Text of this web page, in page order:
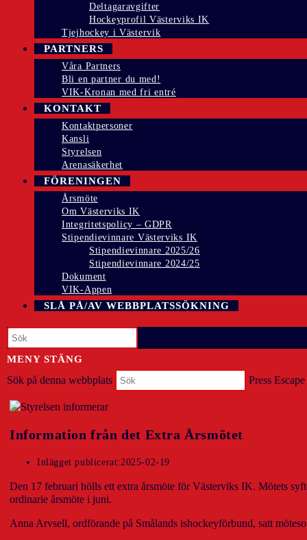
Deltagaravgifter
Hockeyprofil Västerviks IK
Tjejhockey i Västervik
PARTNERS
Våra Partners
Bli en partner du med!
VIK-Kronan med fri entré
KONTAKT
Kontaktpersoner
Kansli
Styrelsen
Arenasäkerhet
FÖRENINGEN
Årsmöte
Om Västerviks IK
Integritetspolicy – GDPR
Stipendievinnare Västerviks IK
Stipendievinnare 2025/26
Stipendievinnare 2024/25
Dokument
VIK-Appen
SLÅ PÅ/AV WEBBPLATSSÖKNING
MENY STÄNG
Sök på denna webbplats Press
Information från det Extra Årsmötet
Inlägget publicerat: 2025-02-19
Den 17 februari hölls ett extra årsmöte för Västerviks IK. Mötets
ordinarie årsmöte i juni.
Anna Arvsell, ordförande på Smålands ishockeyförbund, satt